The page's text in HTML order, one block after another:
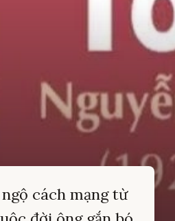
cách mạng từ